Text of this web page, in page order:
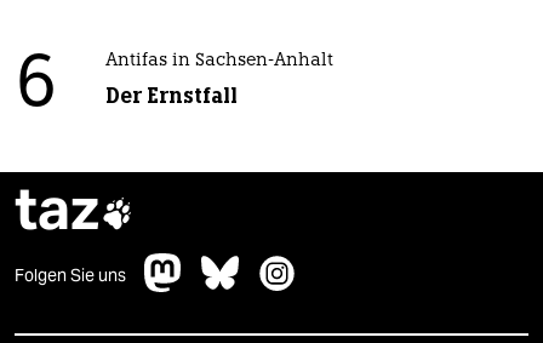
6 Antifas in Sachsen-Anhalt
Der Ernstfall
taz
Folgen Sie uns